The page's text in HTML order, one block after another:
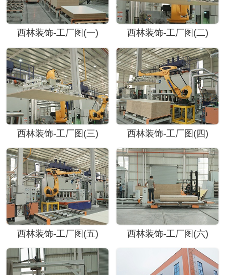
西林装饰-工厂图(一) 西林装饰-工厂图(二)
西林装饰-工厂图(三) 西林装饰-工厂图(四)
西林装饰-工厂图(五) 西林装饰-工厂图(六)